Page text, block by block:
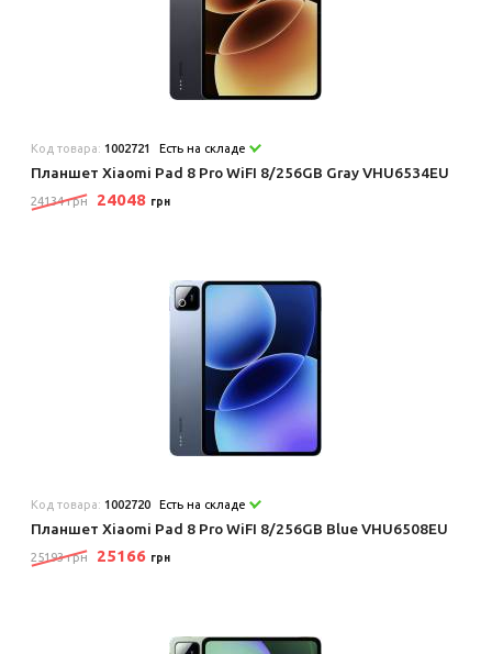
Код товара: 1002721 Есть на складе
Планшет Xiaomi Pad 8 Pro WiFI 8/256GB Gray VHU6534EU
24134 грн 24048 грн
Код товара: 1002720 Есть на складе
Планшет Xiaomi Pad 8 Pro WiFI 8/256GB Blue VHU6508EU
25193 грн 25166 грн